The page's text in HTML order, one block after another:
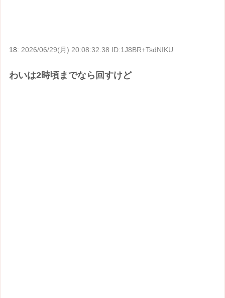
18: 2026/06/29(月) 20:08:32.38 ID:1J8BR+TsdNIKU
わいは2時頃までなら回すけど